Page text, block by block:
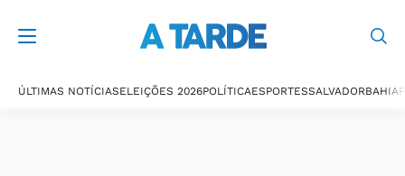
ÚLTIMAS NOTÍCIASELEIÇÕES 2026POLÍTICAESPORTESSALVADORBAHIA